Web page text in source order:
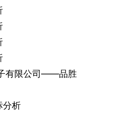
有限公司——品胜
分析